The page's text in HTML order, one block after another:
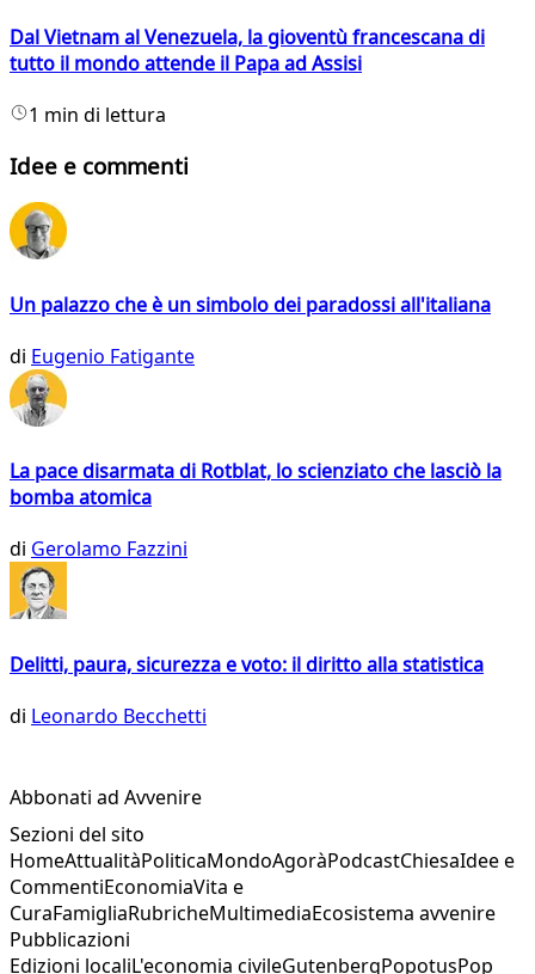
Dal Vietnam al Venezuela, la gioventù francescana di
tutto il mondo attende il Papa ad Assisi
1 min di lettura
Idee e commenti
Un palazzo che è un simbolo dei paradossi all'italiana
di Eugenio Fatigante
La pace disarmata di Rotblat, lo scienziato che lasciò la
bomba atomica
di Gerolamo Fazzini
Delitti, paura, sicurezza e voto: il diritto alla statistica
di Leonardo Becchetti
Abbonati ad Avvenire
Sezioni del sito
HomeAttualitàPoliticaMondoAgoràPodcastChiesaIdee e
CommentiEconomiaVita e
CuraFamigliaRubricheMultimediaEcosistema avvenire
Pubblicazioni
Edizioni localiL'economia civileGutenbergPopotusPop